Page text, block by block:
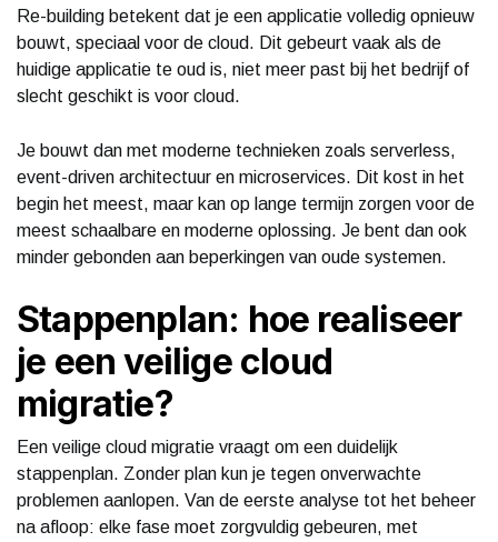
Re-building betekent dat je een applicatie volledig opnieuw
bouwt, speciaal voor de cloud. Dit gebeurt vaak als de
huidige applicatie te oud is, niet meer past bij het bedrijf of
slecht geschikt is voor cloud.
Je bouwt dan met moderne technieken zoals serverless,
event-driven architectuur en microservices. Dit kost in het
begin het meest, maar kan op lange termijn zorgen voor de
meest schaalbare en moderne oplossing. Je bent dan ook
minder gebonden aan beperkingen van oude systemen.
Stappenplan: hoe realiseer
je een veilige cloud
migratie?
Een veilige cloud migratie vraagt om een duidelijk
stappenplan. Zonder plan kun je tegen onverwachte
problemen aanlopen. Van de eerste analyse tot het beheer
na afloop: elke fase moet zorgvuldig gebeuren, met